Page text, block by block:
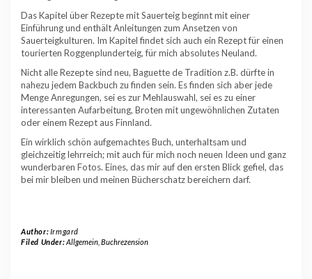
Das Kapitel über Rezepte mit Sauerteig beginnt mit einer
Einführung und enthält Anleitungen zum Ansetzen von
Sauerteigkulturen. Im Kapitel findet sich auch ein Rezept für einen
tourierten Roggenplunderteig, für mich absolutes Neuland.
Nicht alle Rezepte sind neu, Baguette de Tradition z.B. dürfte in
nahezu jedem Backbuch zu finden sein. Es finden sich aber jede
Menge Anregungen, sei es zur Mehlauswahl, sei es zu einer
interessanten Aufarbeitung, Broten mit ungewöhnlichen Zutaten
oder einem Rezept aus Finnland.
Ein wirklich schön aufgemachtes Buch, unterhaltsam und
gleichzeitig lehrreich; mit auch für mich noch neuen Ideen und ganz
wunderbaren Fotos. Eines, das mir auf den ersten Blick gefiel, das
bei mir bleiben und meinen Bücherschatz bereichern darf.
Author:Irmgard
Filed Under:Allgemein, Buchrezension